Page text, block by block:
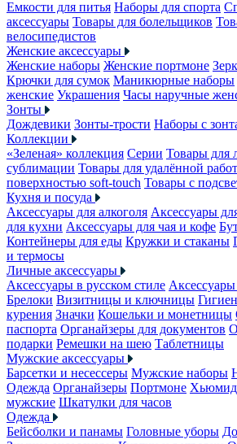
Емкости для питья Наборы для спорта
аксессуары Товары для болельщиков
велосипедистов
Женские аксессуары
Женские наборы Женские портмоне
Крючки для сумок Маникюрные наборы
женские Украшения Часы наручные
Зонты
Дождевики Зонты-трости Наборы с
Коллекции
«Зеленая» коллекция Серии Товары для
сублимации Товары для удалённой
поверхностью soft-touch Товары с
Кухня и посуда
Аксессуары для алкоголя Аксессуары
для кухни Аксессуары для чая и кофе
Контейнеры для еды Кружки и стаканы
и термосы
Личные аксессуары
Аксессуары в русском стиле
Брелоки Визитницы и ключницы
курения Значки Кошельки и монетницы
паспорта Органайзеры для документов
подарки Ремешки на шею Таблетницы
Мужские аксессуары
Барсетки и несессеры Мужские наборы
Одежда Органайзеры Портмоне
мужские Шкатулки для часов
Одежда
Бейсболки и панамы Головные уборы